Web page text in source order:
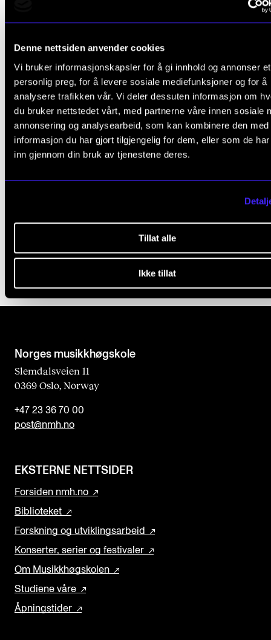
Denne nettsiden anvender cookies
Vi bruker informasjonskapsler for å gi innhold og annonser et
personlig preg, for å levere sosiale mediefunksjoner og for å
analysere trafikken vår. Vi deler dessuten informasjon om
du bruker nettstedet vårt, med partnerne våre innen sosiale
annonsering og analysearbeid, som kan kombinere den med
informasjon du har gjort tilgjengelig for dem, eller som de
inn gjennom din bruk av tjenestene deres.
Tillat alle
Ikke tillat
Biblioteket
Utvalg og komitéer
Strategier, planer og rapporter
Hvem gjør hva i administrasjonen
e
l
d
b
l
a
n
k
MVTP
Microsoft Office
KI-chat, nettskjema og autotekst
Panopto
Print, kopi og skanning
Overgang til Windows 11
Norges musikk­høgskole
Slemdalsveien 11
0369 Oslo, Norway
+47 23 36 70 00
post@nmh.no
EKSTERNE NETTSIDER
Forsiden nmh.no
Biblioteket
Forskning og utviklingsarbeid
Konserter, serier og festivaler
Om Musikkhøgskolen
Studiene våre
Åpningstider